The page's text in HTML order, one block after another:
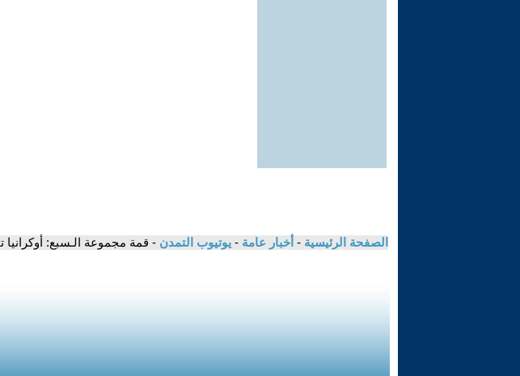
الصفحة الرئيسية - أخبار عامة - يوتيوب التمدن - قمة مجموعة الـسبع: أوكرانيا